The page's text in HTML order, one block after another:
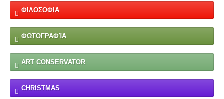
ΦΙΛΟΣΟΦΙΑ
ΦΩΤΟΓΡΑΦΊΑ
ART CONSERVATOR
CHRISTMAS